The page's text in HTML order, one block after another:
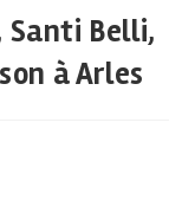
Santi Belli,
à Arles